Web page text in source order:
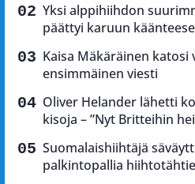
Yksi alppihiihdon
päättyi karuun
Kaisa Mäkäräinen katosi
ensimmäinen viesti
Oliver Helander lähetti
kisoja – ”Nyt Britteihin
Suomalaishiihtäjä
palkintopallia